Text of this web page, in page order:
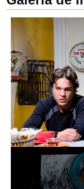
LA CABEZA